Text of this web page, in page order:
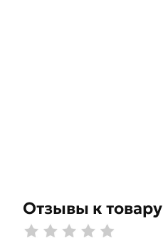
Отзывы к товару